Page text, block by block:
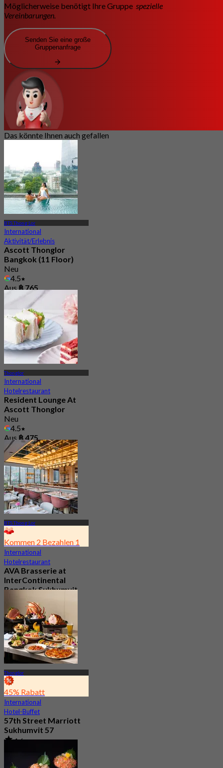
Möglicherweise benötigt Ihre Gruppe spezielle
Vereinbarungen.
Senden Sie eine große
Gruppenanfrage
Das könnte Ihnen auch gefallen
BTS Thong Lor
International
Aktivität/Erlebnis
Ascott Thonglor
Bangkok (11 Floor)
Neu
4.5
Aus ฿ 765
Thonglor
International
Hotelrestaurant
Resident Lounge At
Ascott Thonglor
Neu
4.5
Aus ฿ 475
BTS Thong Lor
Kommen 2 Bezahlen 1
International
Hotelrestaurant
AVA Brasserie at
InterContinental
Bangkok Sukhumvit
4.1K Gebucht
Aus฿ 525
Thonglor
45% Rabatt
International
Hotel-Buffet
57th Street Marriott
Sukhumvit 57
4.6
16.8K Gebucht
฿ 998